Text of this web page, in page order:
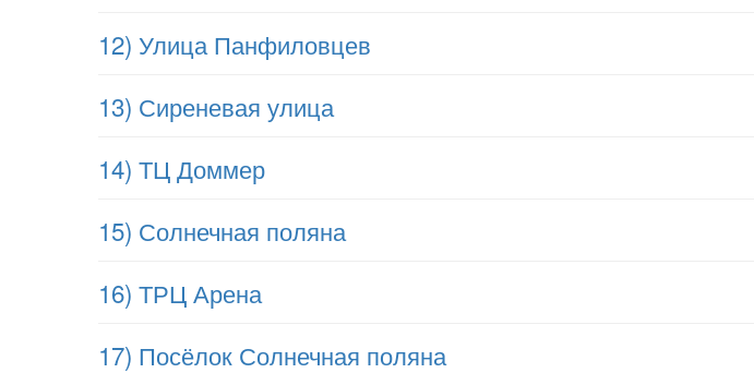
12) Улица Панфиловцев
13) Сиреневая улица
14) ТЦ Доммер
15) Солнечная поляна
16) ТРЦ Арена
17) Посёлок Солнечная поляна